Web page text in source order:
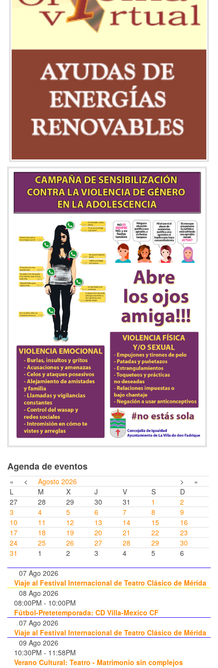
Agenda de eventos
« < Agosto 2026 >
»
L
M X J V S
D
27
28 29 30 31 1
2
3
4 5 6 7 8
9
10
11 12 13 14 15
16
17
18 19 20 21 22
23
24
25 26 27 28 29
30
31
1 2 3 4 5 6
07 Ago 2026
Viaje al Festival Internacional de Teatro Clásico de Mérida
08 Ago 2026
08:00PM - 10:00PM
Fútbol-Pretetemporada: CD Villa-Mexico CF
07 Ago 2026
Viaje al Festival Internacional de Teatro Clásico de Mérida
09 Ago 2026
10:30PM - 11:58PM
Verano Cultural: Teatro - Matrimonio sin complejos